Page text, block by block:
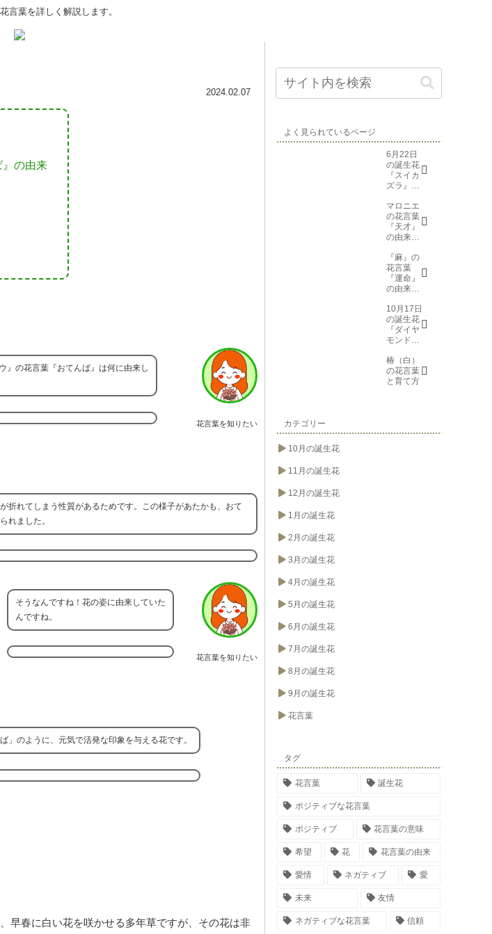
言葉を詳しく解説します。
2024.02.07
』の由来
花言葉を知りたい
』の花言葉『おてんば』は何に由来し
折れてしまう性質があるためです。この様子があたかも、おて
れました。
花言葉を知りたい
そうなんですね！花の姿に由来していた
んですね。
のように、元気で活発な印象を与える花です。
早春に白い花を咲かせる多年草ですが、その花は非
よく見られているページ
6月22日
の誕生花
『スイカ
ズラ』花
来
マロニエ
の花言葉
『天才』
の由来と
『麻』の
花言葉
『運命』
の由来と
10月17日
の誕生花
『ダイヤ
モンドリ
葉→また
会う日を
楽しみ
椿（白）
の花言葉
と育て方
カテゴリー
10月の誕生花
11月の誕生花
12月の誕生花
1月の誕生花
2月の誕生花
3月の誕生花
4月の誕生花
5月の誕生花
6月の誕生花
7月の誕生花
8月の誕生花
9月の誕生花
花言葉
タグ
花言葉 誕生花
ポジティブな花言葉
ポジティブ 花言葉の意味
希望 花 花言葉の由来
愛情 ネガティブ 愛
未来 友情
ネガティブな花言葉 信頼